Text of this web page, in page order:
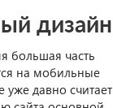
дизайн
большая часть
на мобильные
уже давно считает